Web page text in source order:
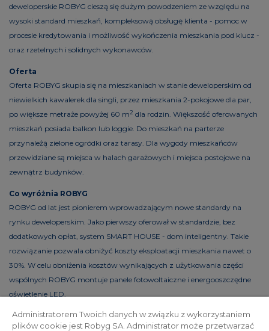
deweloperskie ROBYG cieszą się dużym powodzeniem ze względu na
wysoki standard mieszkań, kompleksową obsługę klienta - pomoc w
procesie kredytowania i możliwość wykończenia mieszkania pod klucz -
oraz rzetelnych i solidnych wykonawców.
Oferta
Oferta ROBYG skupia się na mieszkaniach w stanie deweloperskim od
niewielkich kawalerek dla singli, przez mieszkania 2-pokojowe dla par,
po większe metraże powyżej 60 m2 dla rodzin. Większość oferowanych
mieszkań posiada balkon lub loggie. Do mieszkań na parterze
przynależą zielone ogródki oraz tarasy. Dla wygody mieszkańców
przewidziane są miejsca w halach garażowych i miejsca postojowe na
zewnątrz budynków.
Co wyróżnia ROBYG
ROBYG od lat jest pionierem wprowadzającym nowe standardy na
rynku deweloperskim. Jako pierwszy oferował w standardzie, bez
dodatkowych opłat, system SMART HOUSE - dom inteligentny. Takie
rozwiązanie pozwala obniżyć koszty eksploatacji mieszkania nawet o
30%. W celu obniżenia kosztów wynikających z użytkowania części
wspólnych ROBYG montuje panele fotowoltaiczne i energooszczędne
oświetlenie LED.
Administratorem Twoich danych w związku z wykorzystaniem
plików cookie jest Robyg SA. Administrator może przetwarzać